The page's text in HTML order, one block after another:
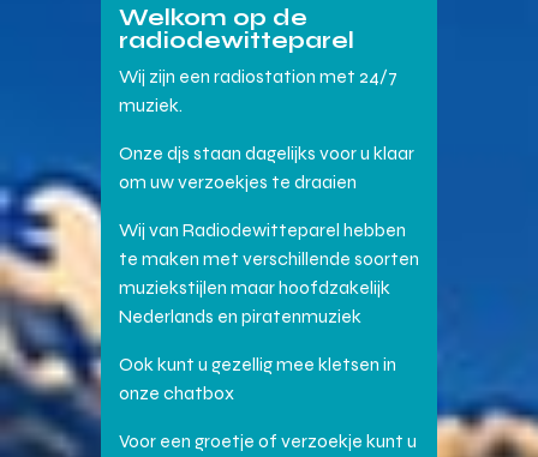
Welkom op de
radiodewitteparel
Wij zijn een radiostation met 24/7
muziek.
Onze djs staan dagelijks voor u klaar
om uw verzoekjes te draaien
Wij van Radiodewitteparel hebben
te maken met verschillende soorten
muziekstijlen maar hoofdzakelijk
Nederlands en piratenmuziek
Ook kunt u gezellig mee kletsen in
onze chatbox
Voor een groetje of verzoekje kunt u